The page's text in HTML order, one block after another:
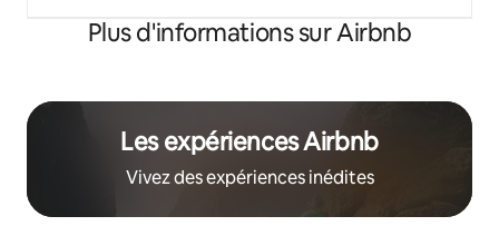
Plus d'informations sur Airbnb
Les expériences Airbnb
Vivez des expériences inédites